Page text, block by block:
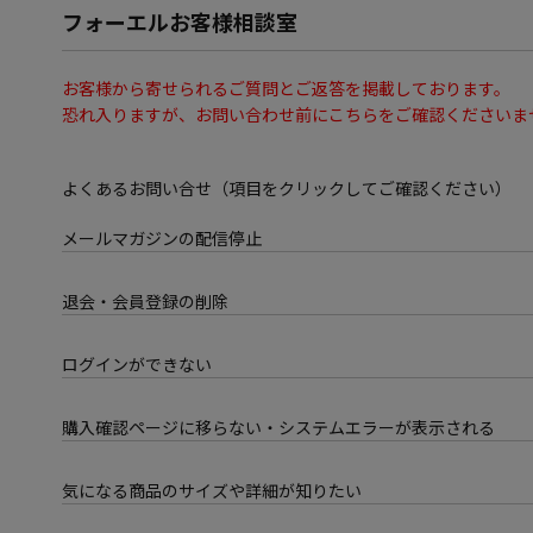
フォーエルお客様相談室
お客様から寄せられるご質問とご返答を掲載しております。
恐れ入りますが、お問い合わせ前にこちらをご確認くださいま
よくあるお問い合せ（項目をクリックしてご確認ください）
メールマガジンの配信停止
退会・会員登録の削除
ログインができない
購入確認ページに移らない・システムエラーが表示される
気になる商品のサイズや詳細が知りたい